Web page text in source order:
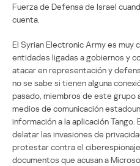
Fuerza de Defensa de Israel
cuenta.
El Syrian Electronic Army es muy
entidades ligadas a gobiernos y
atacar en representación y
no se sabe si tienen alguna
pasado, miembros de este
medios de comunicación
información a la aplicación Tango.
delatar las invasiones de
protestar contra el
documentos que acusan a